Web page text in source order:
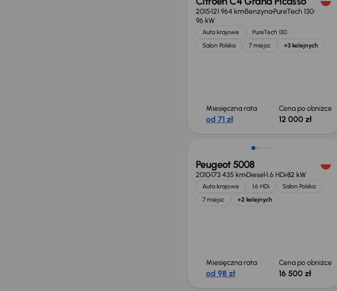
2015121 964 kmBenzynaPureTech 130
96 kW
Auta krajowe
PureTech 130
Salon Polska
7 miejsc +3 kolejnych
Miesięczna rata
od 71 zł
Cena po obniżce
12 000 zł
Taniej o 500 zł
Peugeot 5008
2010173 435 kmDiesel1.6 HDi82 kW
Auta krajowe 1.6 HDi
Salon Polska
7 miejsc
+2 kolejnych
Miesięczna rata
od 98 zł
Cena po obniżce
16 500 zł